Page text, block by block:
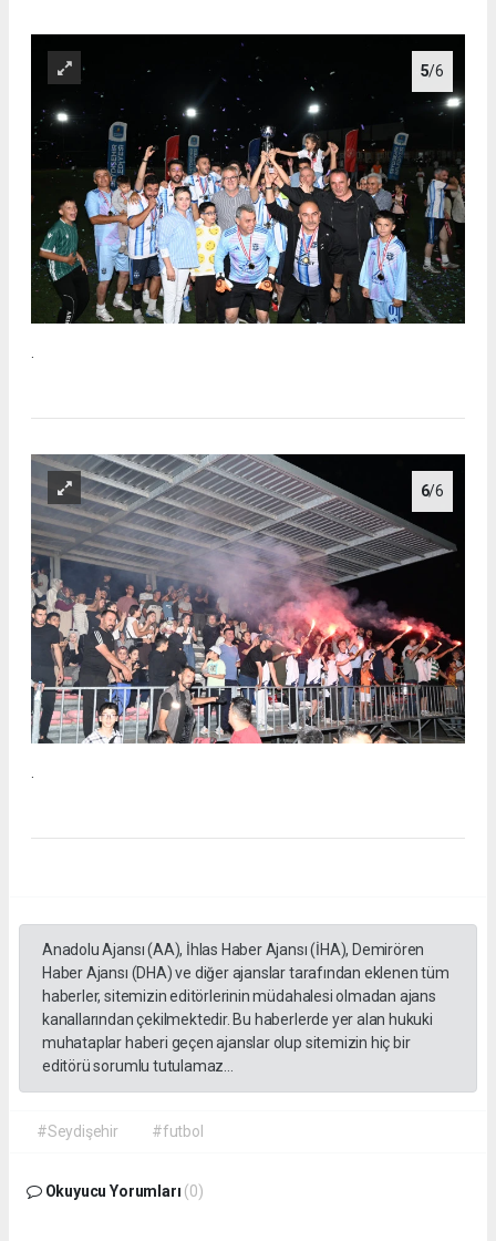
5/6
6/6
Anadolu Ajansı (AA), İhlas Haber Ajansı (İHA), Demirören
Haber Ajansı (DHA) ve diğer ajanslar tarafından eklenen tüm
haberler, sitemizin editörlerinin müdahalesi olmadan ajans
kanallarından çekilmektedir. Bu haberlerde yer alan hukuki
muhataplar haberi geçen ajanslar olup sitemizin hiç bir
editörü sorumlu tutulamaz...
#Seydişehir #futbol
Okuyucu Yorumları (0)